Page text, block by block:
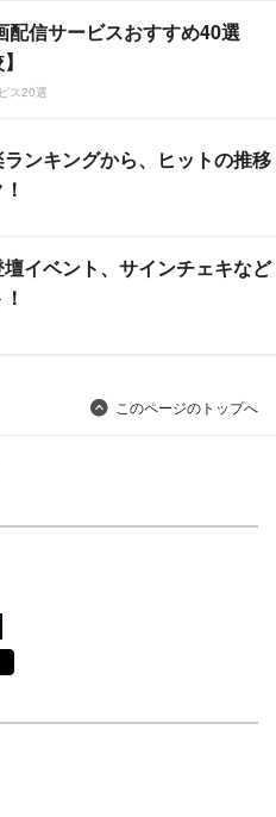
配信サービスおすすめ40選
ス20選
ンキングから、ヒットの推移
イベント、サインチェキなど
このページのトップへ